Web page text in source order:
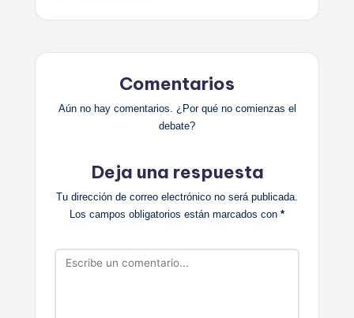
Comentarios
Aún no hay comentarios. ¿Por qué no comienzas el
debate?
Deja una respuesta
Tu dirección de correo electrónico no será publicada.
Los campos obligatorios están marcados con *